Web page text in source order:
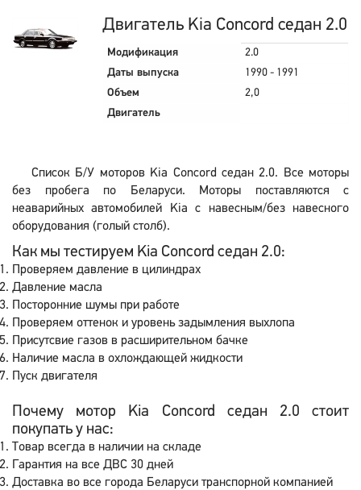
Двигатель Kia Concord седан 2.0
Модификация
2.0
Даты выпуска
1990 - 1991
Объем
2,0
Двигатель
Список Б/У моторов Kia Concord седан 2.0. Все моторы
без пробега по Беларуси. Моторы поставляются с
неаварийных автомобилей Kia с навесным/без навесного
оборудования (голый столб).
Как мы тестируем Kia Concord седан 2.0:
Проверяем давление в цилиндрах
Давление масла
Посторонние шумы при работе
Проверяем оттенок и уровень задымления выхлопа
Присутсвие газов в расширительном бачке
Наличие масла в охлождающей жидкости
Пуск двигателя
Почему мотор Kia Concord седан 2.0 стоит
покупать у нас:
Товар всегда в наличии на складе
Гарантия на все ДВС 30 дней
Доставка во все города Беларуси транспорной компанией